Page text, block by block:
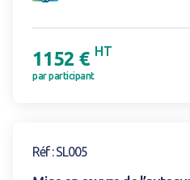
1152 € HT
par participant
Réf : SL005